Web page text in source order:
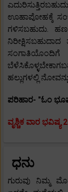
ಊಹಾಪೋಹಕ್ಕೆ
ಗಳಿಸಬಹುದು.
ಹಲ್ಲುಗಳಲ್ಲಿ
ಪರಿಹಾರ- "ಓಂ
ವೃಶ್ಚಿಕ ವಾರ ಭವಿಷ್ಯ
ಧನು
ಗುರುವು ನಿಮ್ಮ